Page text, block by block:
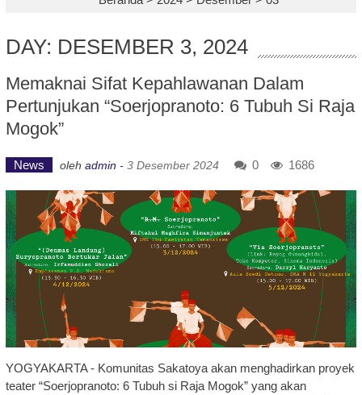
DAY: DESEMBER 3, 2024
Memaknai Sifat Kepahlawanan Dalam
Pertunjukan “Soerjopranoto: 6 Tubuh Si Raja
Mogok”
News oleh admin - 3 Desember 2024 0 1686
YOGYAKARTA - Komunitas Sakatoya akan menghadirkan proyek
teater “Soerjopranoto: 6 Tubuh si Raja Mogok” yang akan